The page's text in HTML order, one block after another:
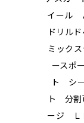
イール
ドリル
ミック
ースポ
ト シ
ト 分割
ージ Ｌ